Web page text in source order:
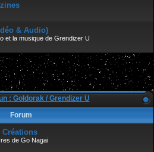
& Audio)
et la musique de Grendizer U
: Goldorak / Grendizer U
Forum
Créations
de Go Nagai